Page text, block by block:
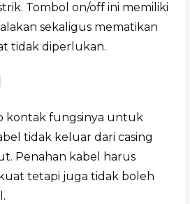
Tombol on/off ini memiliki
sekaligus mematikan
tidak diperlukan.
kontak fungsinya untuk
tidak keluar dari casing
Penahan kabel harus
tetapi juga tidak boleh